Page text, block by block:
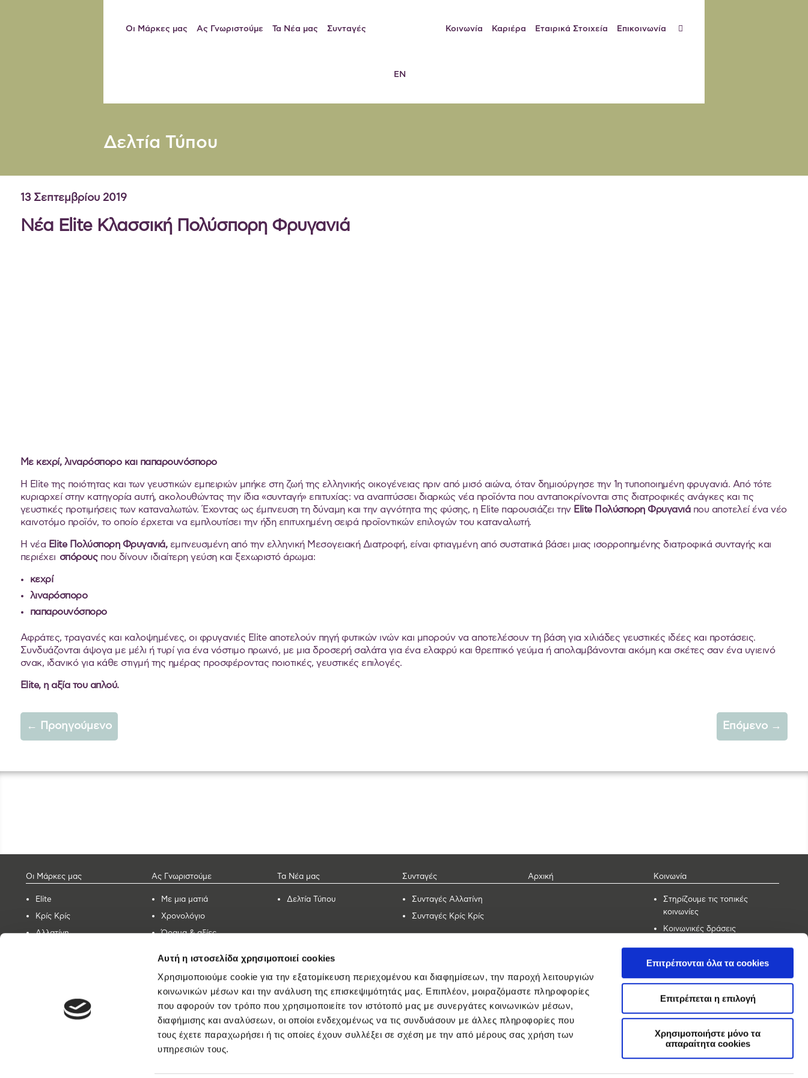
Αυτή η ιστοσελίδα χρησιμοποιεί cookies
Χρησιμοποιούμε cookie για την εξατομίκευση περιεχομένου και διαφημίσεων, την παροχή λειτουργιών
κοινωνικών μέσων και την ανάλυση της επισκεψιμότητάς μας. Επιπλέον, μοιραζόμαστε πληροφορίες
που αφορούν τον τρόπο που χρησιμοποιείτε τον ιστότοπό μας με συνεργάτες κοινωνικών μέσων,
διαφήμισης και αναλύσεων, οι οποίοι ενδεχομένως να τις συνδυάσουν με άλλες πληροφορίες που
τους έχετε παραχωρήσει ή τις οποίες έχουν συλλέξει σε σχέση με την από μέρους σας χρήση των
υπηρεσιών τους.
Επιτρέπονται όλα τα cookies
Επιτρέπεται η επιλογή
Χρησιμοποιήστε μόνο τα
απαραίτητα cookies
Οι Μάρκες μας Ας Γνωριστούμε Τα Νέα μας Συνταγές Κοινωνία Καριέρα Εταιρικά Στοιχεία Επικοινωνία
EN
Δελτία Τύπου
13 Σεπτεμβρίου 2019
Νέα Elite Κλασσική Πολύσπορη Φρυγανιά
Με κεχρί, λιναρόσπορο και παπαρουνόσπορο
Η Elite της ποιότητας και των γευστικών εμπειριών μπήκε στη ζωή της ελληνικής οικογένειας πριν από μισό αιώνα, όταν δημιούργησε την 1η τυποποιημένη φρυγανιά. Από τότε
κυριαρχεί στην κατηγορία αυτή, ακολουθώντας την ίδια «συνταγή» επιτυχίας: να αναπτύσσει διαρκώς νέα προϊόντα που ανταποκρίνονται στις διατροφικές ανάγκες και τις
γευστικές προτιμήσεις των καταναλωτών. Έχοντας ως έμπνευση τη δύναμη και την αγνότητα της φύσης, η Elite παρουσιάζει την EliteΠολύσπορη Φρυγανιά που αποτελεί ένα νέο
καινοτόμο προϊόν, το οποίο έρχεται να εμπλουτίσει την ήδη επιτυχημένη σειρά προϊοντικών επιλογών του καταναλωτή.
Η νέα EliteΠολύσπορη Φρυγανιά, εμπνευσμένη από την ελληνική Μεσογειακή Διατροφή, είναι φτιαγμένη από συστατικά βάσει μιας ισορροπημένης διατροφικά συνταγής και
περιέχει σπόρουςπου δίνουν ιδιαίτερη γεύση και ξεχωριστό άρωμα:
κεχρί
λιναρόσπορο
παπαρουνόσπορο
Αφράτες, τραγανές και καλοψημένες, οι φρυγανιές Elite αποτελούν πηγή φυτικών ινών και μπορούν να αποτελέσουν τη βάση για χιλιάδες γευστικές ιδέες και προτάσεις.
Συνδυάζονται άψογα με μέλι ή τυρί για ένα νόστιμο πρωινό, με μια δροσερή σαλάτα για ένα ελαφρύ και θρεπτικό γεύμα ή απολαμβάνονται ακόμη και σκέτες σαν ένα υγιεινό
σνακ, ιδανικό για κάθε στιγμή της ημέρας προσφέροντας ποιοτικές, γευστικές επιλογές.
Εlite, η αξία του απλού.
← Προηγούμενο Επόμενο →
Οι Μάρκες μας
Elite
Κρίς Κρίς
Αλλατίνη
Ας Γνωριστούμε
Με μια ματιά
Χρονολόγιο
Όραμα & αξίες
Καινοτομία
Βραβεία – Διακρίσεις
ELBISCO στον κόσμο
Τα Νέα μας
Δελτία Τύπου
Συνταγές
Συνταγές Αλλατίνη
Συνταγές Κρίς Κρίς
Αρχική Κοινωνία
Στηρίζουμε τις τοπικές
κοινωνίες
Κοινωνικές δράσεις
Εταιρικός εθελοντισμός
Ταυτίσου μαζί μας
Επενδύουμε στον
άνθρωπο
Οικονομικά στοιχεία
Εταιρικές πράξεις
Βιώσιμη ανάπτυξη
Αναζήτηση